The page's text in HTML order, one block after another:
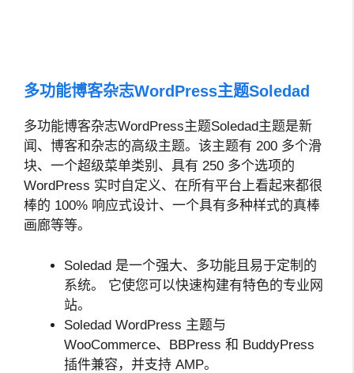
多功能博客杂志WordPress主题Soledad
多功能博客杂志WordPress主题Soledad主题是新
闻、博客和杂志的高级主题。该主题有 200 多个滑
块、一个超级菜单类别、具有 250 多个选项的
WordPress 实时自定义、在所有平台上看起来都很
棒的 100% 响应式设计、一个具有多种样式的真棒
画廊等等。
Soledad 是一个强大、多功能且易于定制的
系统。 它使您可以快速构建有特色的专业网
站。
Soledad WordPress 主题与
WooCommerce、BBPress 和 BuddyPress
插件兼容，并支持 AMP。